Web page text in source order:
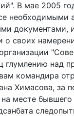
В мае 2005
необходимыми
документами,
о своих
глумлению над
командира
Химасова, за
месте